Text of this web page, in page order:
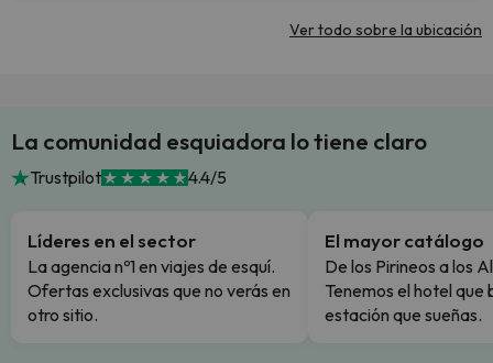
Ver todo sobre la ubicación
La comunidad esquiadora lo tiene claro
Trustpilot 4.4/5
Líderes en el sector
La agencia nº1 en viajes de esquí.
Ofertas exclusivas que no verás en
otro sitio.
El mayor catálogo
De los Pirineos a los
Tenemos el hotel que
estación que sueñas.